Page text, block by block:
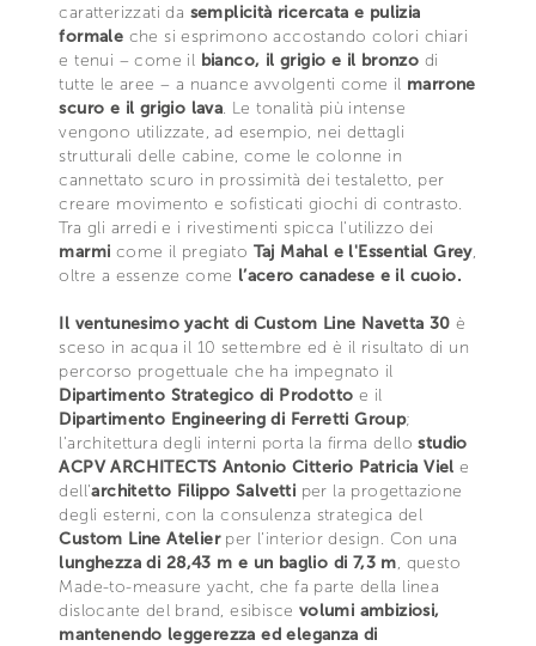
caratterizzati da semplicità ricercata e pulizia
formale che si esprimono accostando colori chiari
e tenui – come il bianco, il grigio e il bronzo di
tutte le aree – a nuance avvolgenti come il marrone
scuro e il grigio lava. Le tonalità più intense
vengono utilizzate, ad esempio, nei dettagli
strutturali delle cabine, come le colonne in
cannettato scuro in prossimità dei testaletto, per
creare movimento e sofisticati giochi di contrasto.
Tra gli arredi e i rivestimenti spicca l'utilizzo dei
marmi come il pregiato Taj Mahal e l'Essential Grey,
oltre a essenze come l’acero canadese e il cuoio.
Il ventunesimo yacht di Custom Line Navetta 30è
sceso in acqua il 10 settembre ed è il risultato di un
percorso progettuale che ha impegnato il
Dipartimento Strategico di Prodotto e il
Dipartimento Engineering di Ferretti Group;
l'architettura degli interni porta la firma dello studio
ACPV ARCHITECTS Antonio Citterio Patricia Viel e
dell’architetto Filippo Salvetti per la progettazione
degli esterni, con la consulenza strategica del
Custom Line Atelier per l’interior design. Con una
lunghezza di 28,43 m e un baglio di 7,3 m, questo
Made-to-measure yacht, che fa parte della linea
dislocante del brand, esibisce volumi ambiziosi,
mantenendo leggerezza ed eleganza di